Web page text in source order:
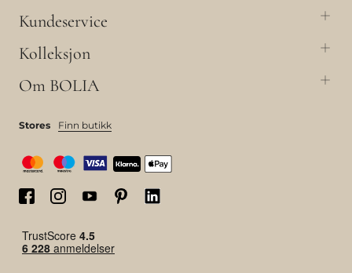
Kundeservice
Kolleksjon
Om BOLIA
Stores Finn butikk